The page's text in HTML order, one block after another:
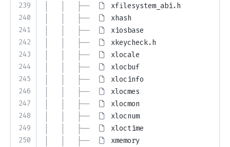
239
240
241
242
243
244
245
246
247
248
249
250
│   │   ├──
xfilesystem_abi.h
│   │   ├──
xhash
│   │   ├──
xiosbase
│   │   ├──
xkeycheck.h
│   │   ├──
xlocale
│   │   ├──
xlocbuf
│   │   ├──
xlocinfo
│   │   ├──
xlocmes
│   │   ├──
xlocmon
│   │   ├──
xlocnum
│   │   ├──
xloctime
│   │   ├──
xmemory